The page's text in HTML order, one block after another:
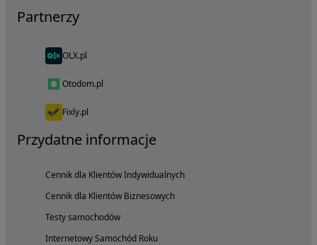
Partnerzy
OLX.pl
Otodom.pl
Fixly.pl
Przydatne informacje
Cennik dla Klientów Indywidualnych
Cennik dla Klientów Biznesowych
Testy samochodów
Internetowy Samochód Roku